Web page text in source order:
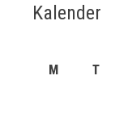
Kalender
M
T